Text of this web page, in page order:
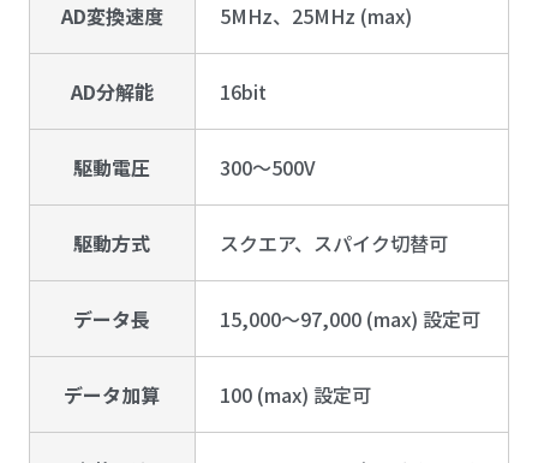
AD変換速度 5MHz、25MHz (max)
AD分解能 16bit
駆動電圧 300～500V
駆動方式 スクエア、スパイク切替可
データ長 15,000～97,000 (max) 設定可
データ加算 100 (max) 設定可